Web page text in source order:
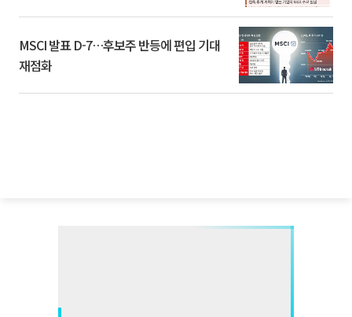
MSCI 발표 D-7…후보주 반등에 편입 기대
재점화